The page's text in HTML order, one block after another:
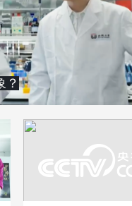
知識！
？